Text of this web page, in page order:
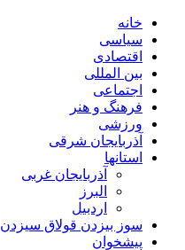
خانه
سیاسی
اقتصادی
بین المللی
اجتماعی
فرهنگ و هنر
ورزشی
آذربایجان شرقی
استانها
آذربایجان غربی
البرز
اردبیل
سوز بیزدن قولاق سیزدن
پیشخوان